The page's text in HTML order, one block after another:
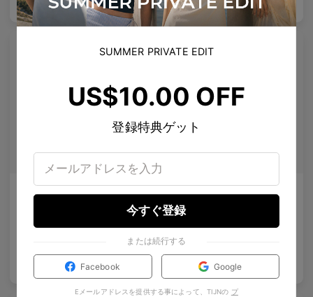
AL_01
テーラードテンプルのディテールを施したクリーンなデザインは、現代の眼鏡製作を再定義しています。
120.00 バッグに入れる
Emblematic S 01
特殊な強化レンズ
100.00 バッグに入れる
SUMMER PRIVATE EDIT
US$10.00 OFF
登録特典ゲット
今すぐ登録
または続行する
Facebook Google
Eメールアドレスを提供する事によって、TIJNの プ